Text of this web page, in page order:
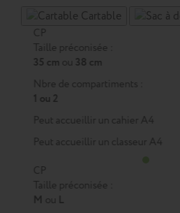
Cartable
CP
Taille préconisée :
35 cm ou 38 cm
Nbre de compartiments :
1 ou 2
Peut accueillir un cahier A4
Peut accueillir un classeur A4
CP
Taille préconisée :
M ou L